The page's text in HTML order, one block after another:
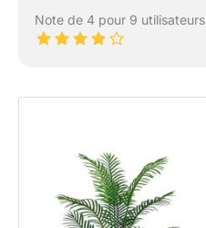
Note de 4 pour 9 utilisateurs